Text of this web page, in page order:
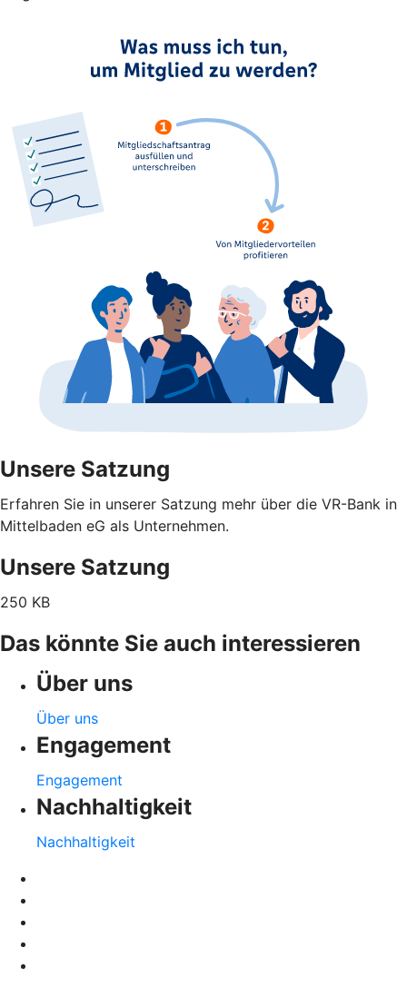
Unsere Satzung
Erfahren Sie in unserer Satzung mehr über die VR-Bank in
Mittelbaden eG als Unternehmen.
Unsere Satzung
250 KB
Das könnte Sie auch interessieren
Über uns
Über uns
Engagement
Engagement
Nachhaltigkeit
Nachhaltigkeit